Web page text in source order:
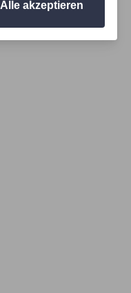
Alle akzeptieren